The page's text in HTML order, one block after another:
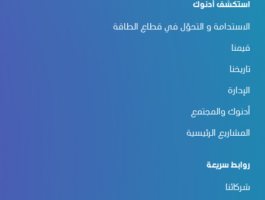
استكشف أدنوك
الاستدامة و التحوّل في قطاع الطاقة
قيمنا
تاريخنا
الإدارة
أدنوك والمجتمع
المشاريع الرئيسية
روابط سريعة
شركائنا